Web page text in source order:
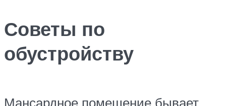
Советы по
обустройству
Мансардное помещение бывает